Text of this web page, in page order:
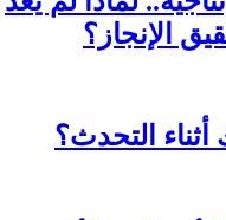
الإنجاز؟
التحدث؟